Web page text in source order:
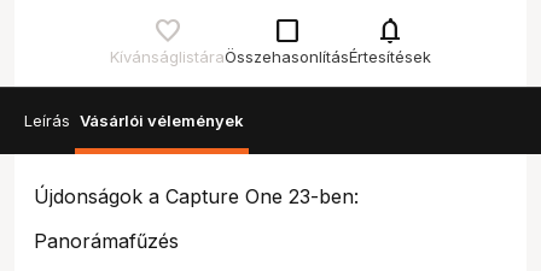
Kívánságlistára
check_box_outline_blank
Összehasonlítás
notifications
Értesítések
Leírás Vásárlói vélemények
Újdonságok a Capture One 23-ben:
Panorámafűzés